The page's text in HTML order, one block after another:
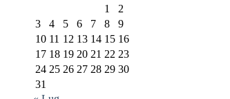
1
2
3
4 5 6 7 8
9
10 11 12 13 14 15 16
17 18 19 20 21 22 23
24 25 26 27 28 29 30
31